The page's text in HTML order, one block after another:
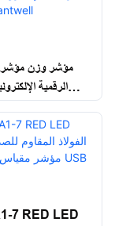
الرقمية
7 RED LED